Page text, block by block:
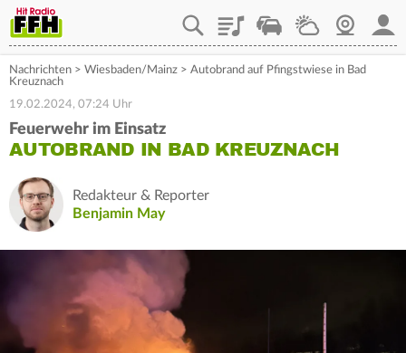
PlaylistStaupilotWetterWebcam
Nachrichten > Wiesbaden/Mainz > Autobrand auf Pfingstwiese in Bad
Kreuznach
19.02.2024, 07:24 Uhr
Feuerwehr im Einsatz
AUTOBRAND IN BAD KREUZNACH
Redakteur & Reporter
Benjamin May